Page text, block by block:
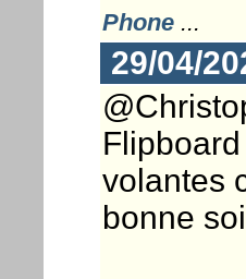
Phone...
29/04/
volantes
bonne